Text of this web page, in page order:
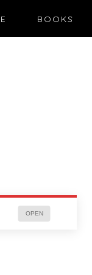
BOOKS
OPEN